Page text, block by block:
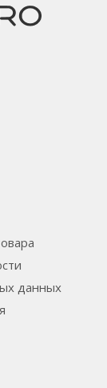
данных